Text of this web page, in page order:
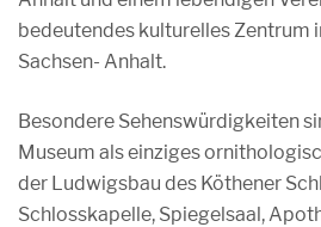
bedeutendes kulturelles Zentrum
Sachsen- Anhalt.
Besondere Sehenswürdigkeiten
Museum als einziges
der Ludwigsbau des Köthener
Schlosskapelle, Spiegelsaal,